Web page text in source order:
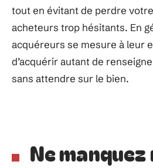
tout en évitant de perdre
acheteurs trop hésitants. En
acquéreurs se mesure à leur
d’acquérir autant de
sans attendre sur le bien.
Ne